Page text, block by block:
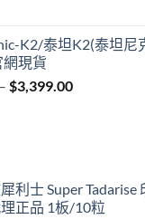
K2/泰坦K2(泰坦尼
網現貨
– $3,399.00Price
利士 Super Tadarise
正品 1板/10粒